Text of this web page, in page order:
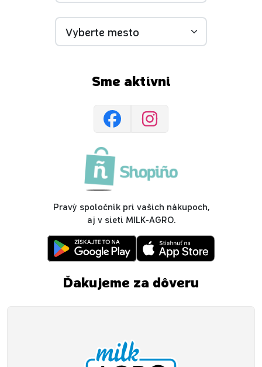
Sme aktívni
Pravý spoločník pri vašich nákupoch,
aj v sieti MILK-AGRO.
Ďakujeme za dôveru